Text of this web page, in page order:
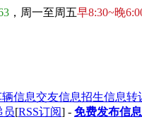
，周一至周五早8:30~晚
信息交友信息招生信息转
员[RSS订阅] - 免费发布信